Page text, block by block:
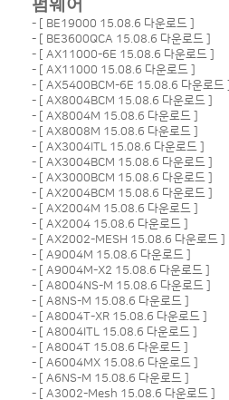
펌웨어
- [ BE19000 15.08.6 다운로드]
- [
BE3600QCA 15.08.6 다운로드]
- [ AX11000-6E 15.08.6 다운로드]
- [ AX11000 15.08.6 다운로드]
- [ AX5400BCM-6E 15.08.6 다운로드]
- [ AX8004BCM 15.08.6 다운로드]
- [ AX8004M 15.08.6 다운로드]
- [ AX8008M 15.08.6 다운로드]
- [ AX3004ITL 15.08.6 다운로드]
- [ AX3004BCM 15.08.6 다운로드]
- [ AX3000BCM 15.08.6 다운로드]
- [ AX2004BCM 15.08.6 다운로드]
- [ AX2004M 15.08.6 다운로드]
- [ AX2004 15.08.6 다운로드]
- [ AX2002-MESH 15.08.6 다운로드]
- [ A9004M 15.08.6 다운로드]
- [ A9004M-X2 15.08.6 다운로드]
- [ A8004NS-M 15.08.6 다운로드]
- [ A8NS-M 15.08.6 다운로드]
- [ A8004T-XR 15.08.6 다운로드]
- [ A8004ITL 15.08.6 다운로드]
- [ A8004T 15.08.6 다운로드]
- [ A6004MX 15.08.6 다운로드]
- [ A6NS-M 15.08.6 다운로드]
- [ A3002-Mesh 15.08.6 다운로드]